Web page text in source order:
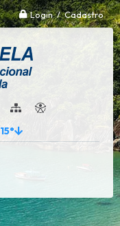
Login / Cadastro
15°